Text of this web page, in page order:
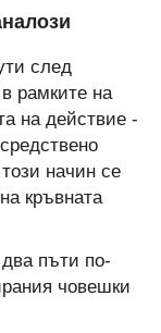
след
рамките на
на действие -
начин се
кръвната
пъти по-
човешки